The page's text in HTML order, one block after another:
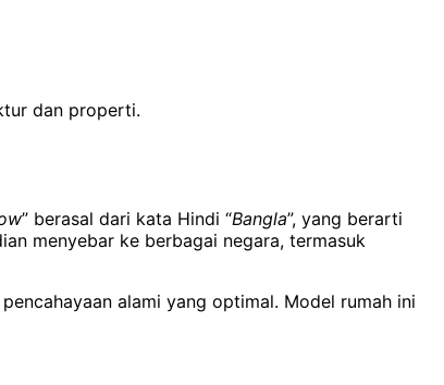
dan properti.
” berasal dari kata Hindi “Bangla”, yang berarti
menyebar ke berbagai negara, termasuk
alami yang optimal. Model rumah ini